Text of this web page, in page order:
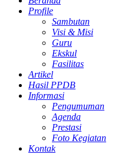
Profile
Sambutan
Visi & Misi
Guru
Ekskul
Fasilitas
Artikel
Hasil PPDB
Informasi
Pengumuman
Agenda
Prestasi
Foto Kegiatan
Kontak